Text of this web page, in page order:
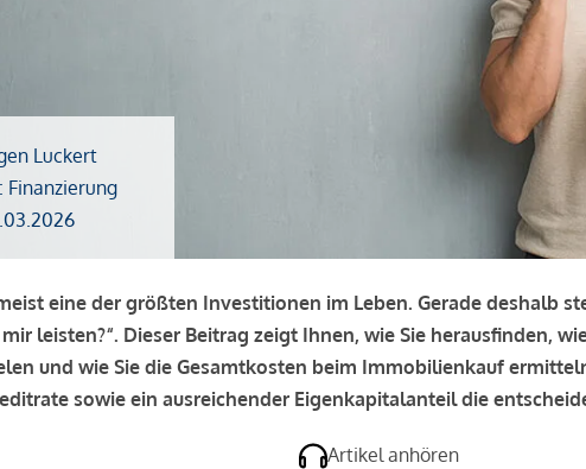
Luckert
Finanzierung
eine der größten Investitionen im Leben. Gerade deshalb
leisten?“. Dieser Beitrag zeigt Ihnen, wie Sie herausfinden,
und wie Sie die Gesamtkosten beim Immobilienkauf
sowie ein ausreichender Eigenkapitalanteil die
Artikel anhören